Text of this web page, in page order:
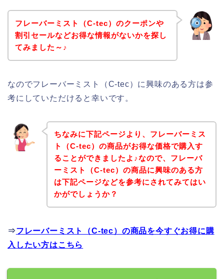
フレーバーミスト（C-tec）のクーポンや
割引セールなどお得な情報がないかを探し
てみました～♪
なのでフレーバーミスト（C-tec）に興味のある方は参
考にしていただけると幸いです。
ちなみに下記ページより、フレーバーミス
ト（C-tec）の商品がお得な価格で購入す
ることができましたよ♪なので、フレーバ
ーミスト（C-tec）の商品に興味のある方
は下記ページなどを参考にされてみてはい
かがでしょうか？
⇒フレーバーミスト（C-tec）の商品を今すぐお得に購
入したい方はこちら